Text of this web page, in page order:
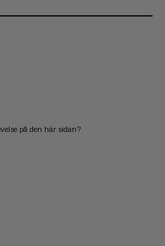
på den här sidan?